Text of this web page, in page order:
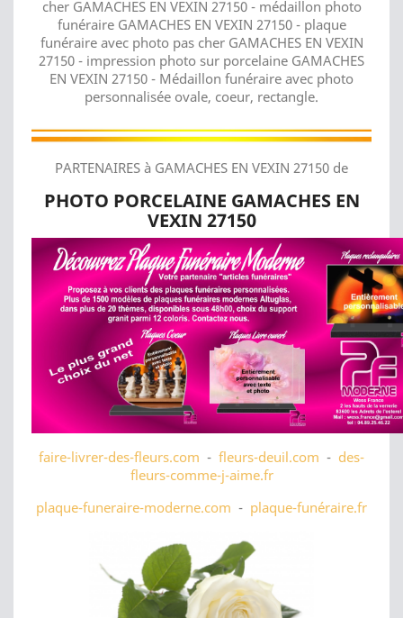
cher GAMACHES EN VEXIN 27150 - médaillon photo
funéraire GAMACHES EN VEXIN 27150 - plaque
funéraire avec photo pas cher GAMACHES EN VEXIN
27150 - impression photo sur porcelaine GAMACHES
EN VEXIN 27150 - Médaillon funéraire avec photo
personnalisée ovale, coeur, rectangle.
PARTENAIRES à GAMACHES EN VEXIN 27150 de
PHOTO PORCELAINE GAMACHES EN
VEXIN 27150
faire-livrer-des-fleurs.com - fleurs-deuil.com - des-
fleurs-comme-j-aime.fr
plaque-funeraire-moderne.com - plaque-funéraire.fr